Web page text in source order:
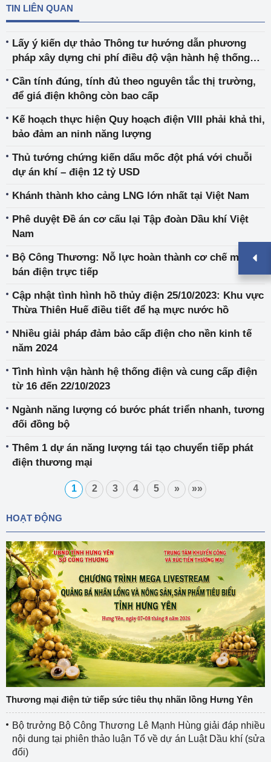
TIN LIÊN QUAN
Lấy ý kiến dự thảo Thông tư hướng dẫn phương
pháp xây dựng chi phí điều độ vận hành hệ thống
Cần tính đúng, tính đủ theo nguyên tắc thị trường,
để giá điện không còn bao cấp
Kế hoạch thực hiện Quy hoạch điện VIII phải khả thi,
bảo đảm an ninh năng lượng
Thủ tướng chứng kiến dấu mốc đột phá với chuỗi
dự án khí – điện 12 tỷ USD
Khánh thành kho cảng LNG lớn nhất tại Việt Nam
Phê duyệt Đề án cơ cấu lại Tập đoàn Dầu khí Việt
Nam
Bộ Công Thương: Nỗ lực hoàn thành cơ chế mua
bán điện trực tiếp
Cập nhật tình hình hồ thủy điện 25/10/2023: Khu vực
Thừa Thiên Huế điều tiết để hạ mực nước hồ
Nhiều giải pháp đảm bảo cấp điện cho nền kinh tế
năm 2024
Tình hình vận hành hệ thống điện và cung cấp điện
từ 16 đến 22/10/2023
Ngành năng lượng có bước phát triển nhanh, tương
đối đồng bộ
Thêm 1 dự án năng lượng tái tạo chuyển tiếp phát
điện thương mại
1 2 3 4 5 » »»
HOẠT ĐỘNG
Thương mại điện tử tiếp sức tiêu thụ nhãn lồng Hưng Yên
Bộ trưởng Bộ Công Thương Lê Mạnh Hùng giải đáp nhiều
nội dung tại phiên thảo luận Tổ về dự án Luật Dầu khí (sửa
đổi)